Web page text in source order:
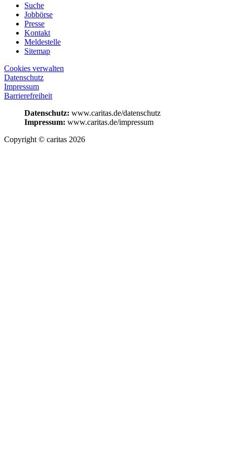
Suche
Jobbörse
Presse
Kontakt
Meldestelle
Sitemap
Cookies verwalten
Datenschutz
Impressum
Barrierefreiheit
Datenschutz: www.caritas.de/datenschutz
Impressum: www.caritas.de/impressum
Copyright © caritas 2026